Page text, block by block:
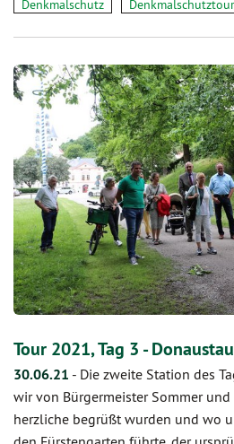
Denkmalschutz
Tour 2021, Tag 3 -
30.06.21 - Die zweite Station des
wir von Bürgermeister Sommer
herzliche begrüßt wurden und wo